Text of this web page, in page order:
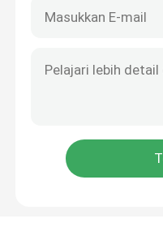
Dudukan Miring Panel
Kait Atap Surya
Baki Kabel Galvanis